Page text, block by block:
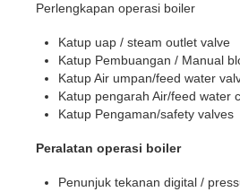
Perlengkapan operasi boiler
Katup uap / steam outlet valve
Katup Pembuangan / Manual
Katup Air umpan/feed water
Katup pengarah Air/feed water
Katup Pengaman/safety valves
Peralatan operasi boiler
Penunjuk tekanan digital /